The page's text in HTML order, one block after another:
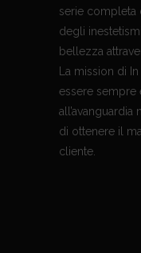
serie completa
degli
bellezza
La mission di
essere sempre
all’avanguardia
di ottenere il
cliente.